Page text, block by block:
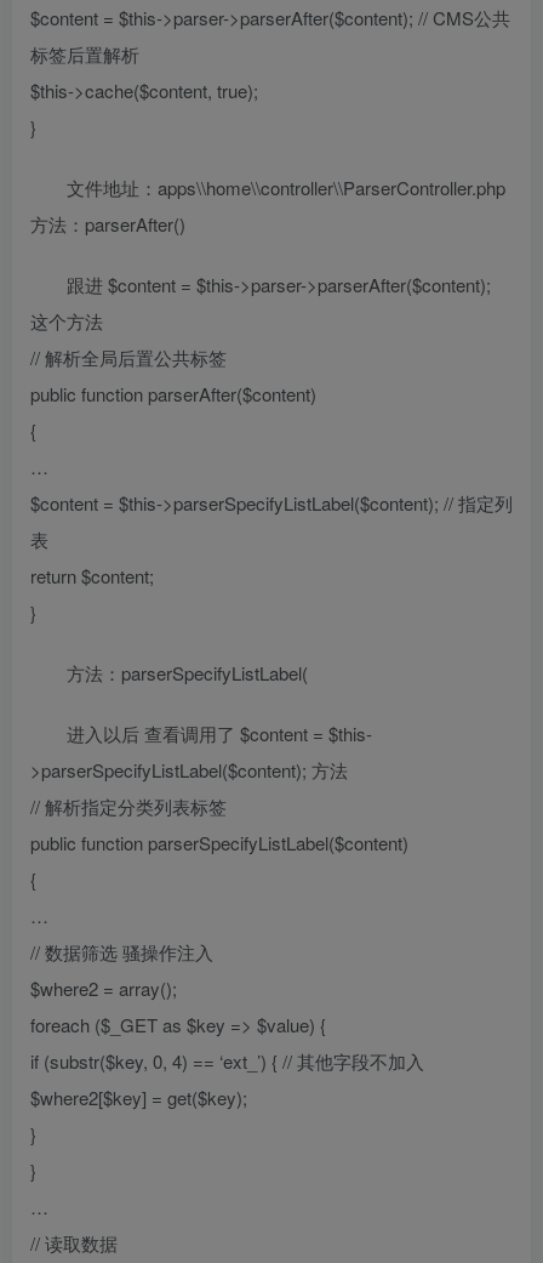
$content = $this->parser->parserAfter($content); // CMS公共
标签后置解析
$this->cache($content, true);
}
文件地址：apps\\home\\controller\\ParserController.php
方法：parserAfter()
跟进 $content = $this->parser->parserAfter($content);
这个方法
// 解析全局后置公共标签
public function parserAfter($content)
{
…
$content = $this->parserSpecifyListLabel($content); // 指定列
表
return $content;
}
方法：parserSpecifyListLabel(
进入以后 查看调用了 $content = $this-
>parserSpecifyListLabel($content); 方法
// 解析指定分类列表标签
public function parserSpecifyListLabel($content)
{
…
// 数据筛选 骚操作注入
$where2 = array();
foreach ($_GET as $key => $value) {
if (substr($key, 0, 4) == ‘ext_’) { // 其他字段不加入
$where2[$key] = get($key);
}
}
…
// 读取数据